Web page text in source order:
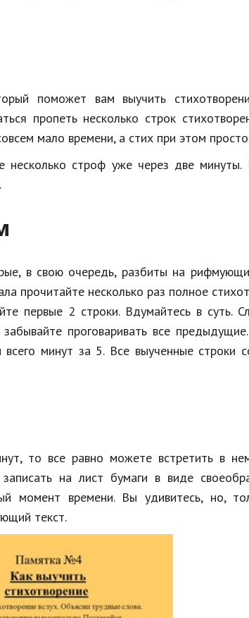
поможет вам выучить
пропеть несколько строк
мало времени, а стих при этом
несколько строф уже через две
в свою очередь, разбиты на
прочитайте несколько раз полное
первые 2 строки. Вдумайтесь в суть.
проговаривать все
минут за 5. Все выученные строки
то все равно можете встретить в
на лист бумаги в виде
момент времени. Вы удивитесь, но,
текст.